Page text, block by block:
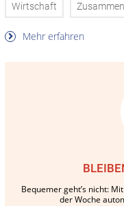
Wirtschaft
Mehr erfahren
Bequemer geht’s nicht:
der Woche